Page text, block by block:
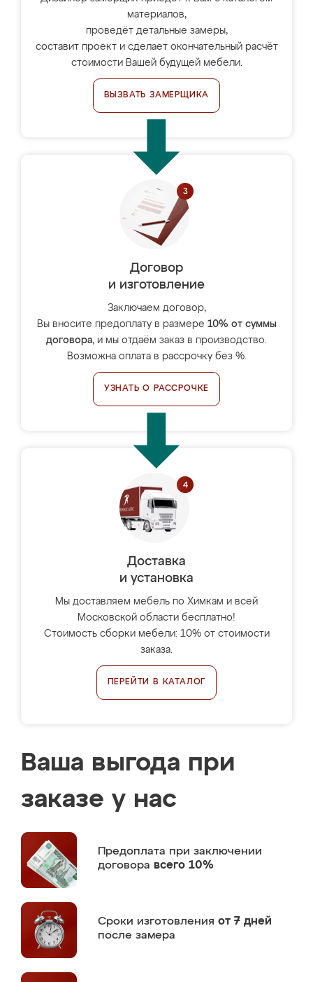
материалов,
проведёт детальные замеры,
составит проект и сделает окончательный расчёт
стоимости Вашей будущей мебели.
ВЫЗВАТЬ ЗАМЕРЩИКА
Договор
и изготовление
Заключаем договор,
Вы вносите предоплату в размере 10% от суммы
договора, и мы отдаём заказ в производство.
Возможна оплата в рассрочку без %.
УЗНАТЬ О РАССРОЧКЕ
Доставка
и установка
Мы доставляем мебель по Химкам и всей
Московской области бесплатно!
Стоимость сборки мебели: 10% от стоимости
заказа.
ПЕРЕЙТИ В КАТАЛОГ
Ваша выгода при
заказе у нас
Предоплата при заключении
договора всего 10%
Сроки изготовления от 7 дней
после замера